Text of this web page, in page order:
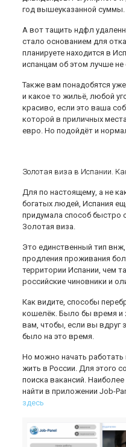
год вышеуказанной суммы.
А вот тащить ндфл
стало основанием для
планируете находится в
испанцам об этом лучше не
Также вам понадобятся
и какое то жильё, любой
красиво, если это ваша
которой в приличных
евро. Но подойдёт и
Золотая виза в Испании.
Для по настоящему, а не
богатых людей, Испания
придумала способ быстро
Золотая виза.
Это единственный тип
продления проживания
территории Испании, чем
российские чиновники и
Как видите, способы
кошелёк. Было бы время и
вам, чтобы, если вы вдруг
было на это время.
Но можно начать работать
жить в России. Для этого
поиска вакансий.
найти в приложении Job-
здесь